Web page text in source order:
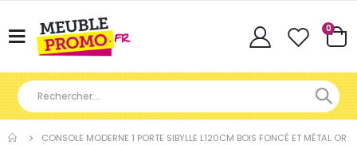
Basculer
Cart
0
CONSOLE MODERNE 1 PORTE SIBYLLE L120CM BOIS FONCÉ ET MÉTAL OR